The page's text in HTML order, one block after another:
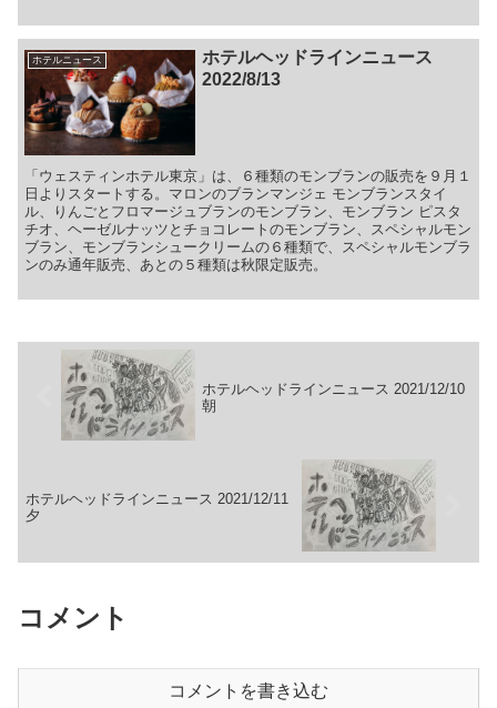
ホテルニュース
ホテルヘッドラインニュース
2022/8/13
「ウェスティンホテル東京」は、６種類のモンブランの販売を９月１
日よりスタートする。マロンのブランマンジェ モンブランスタイ
ル、りんごとフロマージュブランのモンブラン、モンブラン ピスタ
チオ、ヘーゼルナッツとチョコレートのモンブラン、スペシャルモン
ブラン、モンブランシュークリームの６種類で、スペシャルモンブラ
ンのみ通年販売、あとの５種類は秋限定販売。
ホテルヘッドラインニュース 2021/12/10
朝
ホテルヘッドラインニュース 2021/12/11
夕
コメント
コメントを書き込む